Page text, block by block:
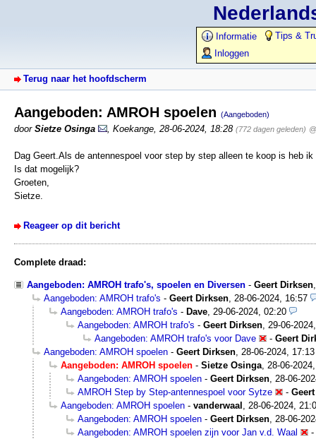
Informatie
Tips &
Inloggen
Terug naar het hoofdscherm
Aangeboden: AMROH spoelen (Aangeboden)
door Sietze Osinga Koekange 28-06-2024, 18:28 (772 dagen geleden)
Dag Geert.Als de antennespoel voor step by step alleen te koop is heb
Is dat mogelijk?
Groeten,
Sietze.
Reageer op dit bericht
Complete draad:
Aangeboden: AMROH trafo's, spoelen en Diversen - Geert Dirksen
Aangeboden: AMROH trafo's - Geert Dirksen 28-06-2024, 16:57
Aangeboden: AMROH trafo's - Dave 29-06-2024, 02:20
Aangeboden: AMROH trafo's - Geert Dirksen 29-06-
Aangeboden: AMROH trafo's voor Dave
- Geert
Aangeboden: AMROH spoelen - Geert Dirksen 28-06-2024, 17:13
Aangeboden: AMROH spoelen - Sietze Osinga 28-06-
Aangeboden: AMROH spoelen - Geert Dirksen 28-06-
AMROH Step by Step-antennespoel voor Sytze
-
Aangeboden: AMROH spoelen - vanderwaal
28-06-2024,
Aangeboden: AMROH spoelen - Geert Dirksen 28-06-
Aangeboden: AMROH spoelen zijn voor Jan v.d. Waal
-